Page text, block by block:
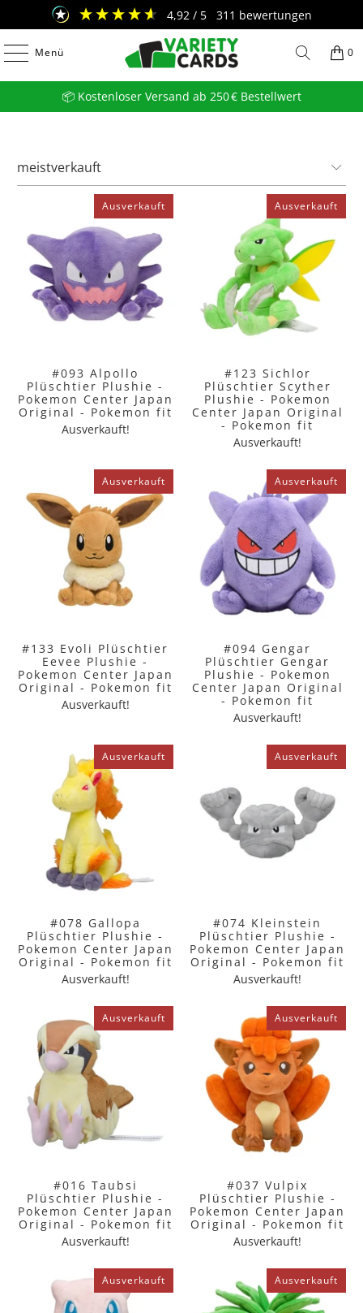
Menü 0
4,92 / 5 311 bewertungen
📦 Kostenloser Versand ab 250 € Bestellwert
Ausverkauft
#093 Alpollo
Plüschtier Plushie -
Pokemon Center Japan
Original - Pokemon fit
Ausverkauft!
Ausverkauft
#123 Sichlor
Plüschtier Scyther
Plushie - Pokemon
Center Japan Original
- Pokemon fit
Ausverkauft!
Ausverkauft
#133 Evoli Plüschtier
Eevee Plushie -
Pokemon Center Japan
Original - Pokemon fit
Ausverkauft!
Ausverkauft
#094 Gengar
Plüschtier Gengar
Plushie - Pokemon
Center Japan Original
- Pokemon fit
Ausverkauft!
Ausverkauft
#078 Gallopa
Plüschtier Plushie -
Pokemon Center Japan
Original - Pokemon fit
Ausverkauft!
Ausverkauft
#074 Kleinstein
Plüschtier Plushie -
Pokemon Center Japan
Original - Pokemon fit
Ausverkauft!
Ausverkauft
#016 Taubsi
Plüschtier Plushie -
Pokemon Center Japan
Original - Pokemon fit
Ausverkauft!
Ausverkauft
#037 Vulpix
Plüschtier Plushie -
Pokemon Center Japan
Original - Pokemon fit
Ausverkauft!
Ausverkauft Ausverkauft